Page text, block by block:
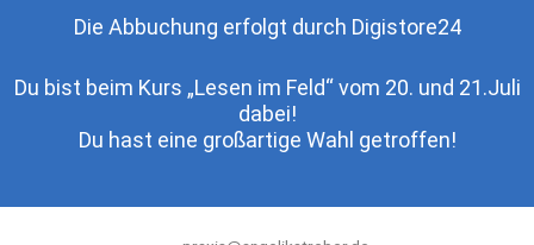
Die Abbuchung erfolgt durch Digistore24
Du bist beim Kurs „Lesen im Feld“ vom 20. und 21.Juli
dabei!
Du hast eine großartige Wahl getroffen!